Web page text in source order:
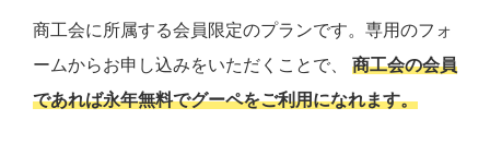
商工会に所属する会員限定のプランです。専用のフォ
ームからお申し込みをいただくことで、 商工会の会員
であれば永年無料でグーペをご利用になれます。